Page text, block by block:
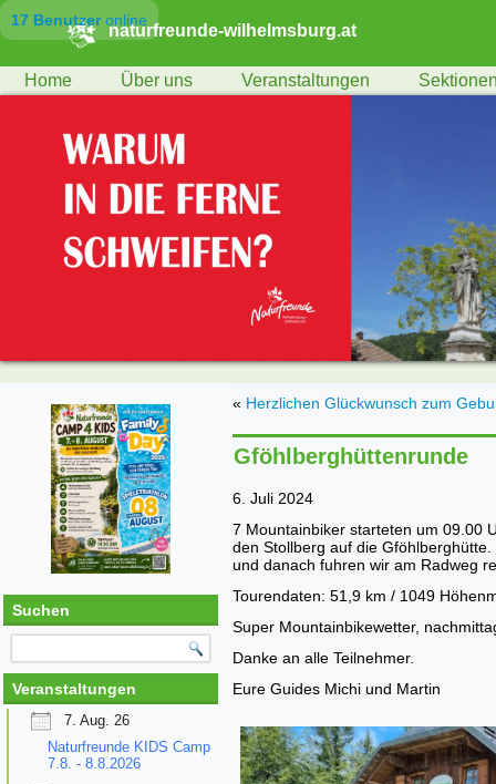
17 Benutzeronline
naturfreunde-wilhelmsburg.at
Home Über uns Veranstaltungen
Suchen
Veranstaltungen
7. Aug. 26
Naturfreunde KIDS Camp
7.8. - 8.8.2026
« Herzlichen Glückwunsch zum
Gföhlberghüttenrunde
6. Juli 2024
7 Mountainbiker starteten um 09.00
den Stollberg auf die
und danach fuhren wir am Radweg
Tourendaten: 51,9 km / 1049
Super Mountainbikewetter,
Danke an alle Teilnehmer.
Eure Guides Michi und Martin